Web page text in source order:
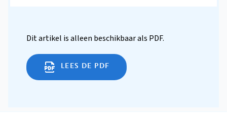
Dit artikel is alleen beschikbaar als PDF.
LEES DE PDF